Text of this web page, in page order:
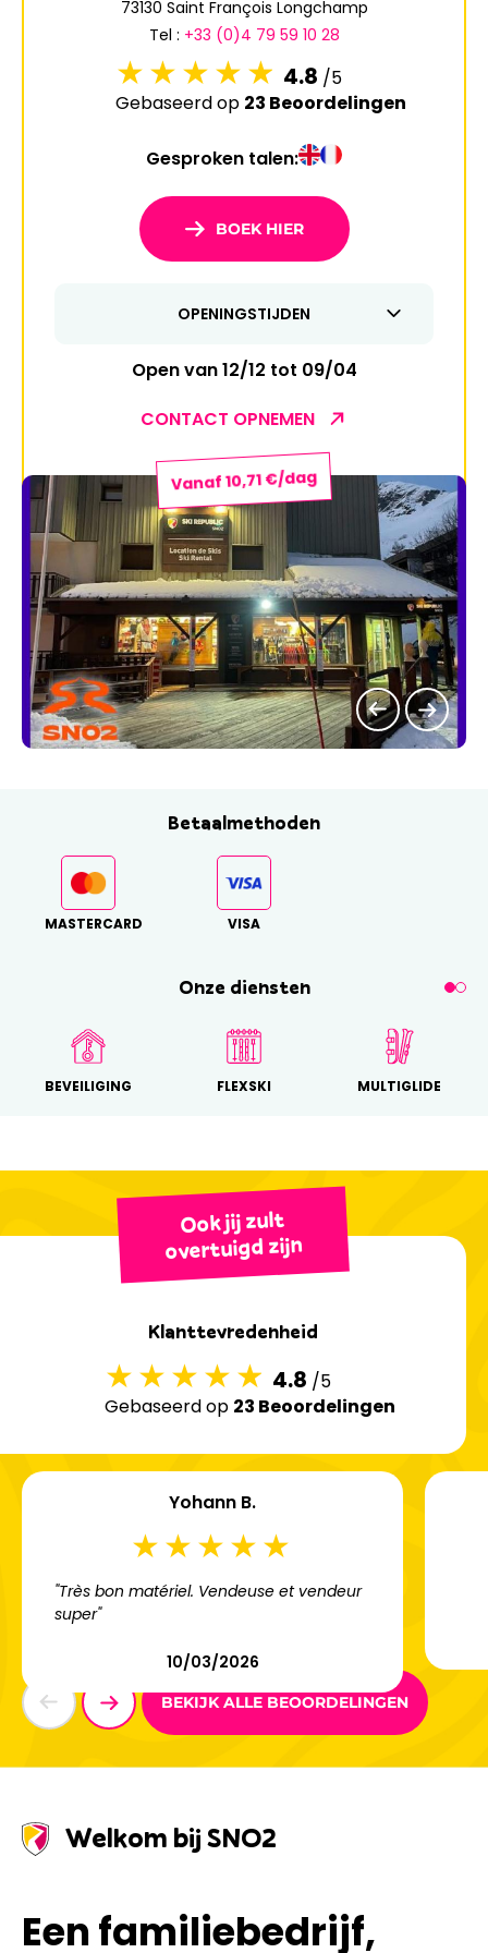
7 8 9 10 11
14 15 16 17
21 22 23 24 25 26
28 29 30 31
5 6 7
12 13 14 16
18 19 20 21 22
25 26 27 28 29
73130 Saint François Longchamp
Tel : +33 (0)4 79 59 10 28
4.8 /5
Gebaseerd op 23 Beoordelingen
Gesproken talen:
Vanaf 10,71 €/dag
BOEK HIER
OPENINGSTIJDEN
Open van 12/12 tot 09/04
CONTACT OPNEMEN
Betaalmethoden
MASTERCARD VISA
Onze diensten
BEVEILIGING FLEXSKI MULTIGLIDE
Ook jij zult
overtuigd zijn
Klanttevredenheid
4.8 /5
Gebaseerd op 23 Beoordelingen
Yohann B.
"Très bon matériel. Vendeuse et vendeur
super"
10/03/2026
BEKIJK ALLE BEOORDELINGEN
Welkom bij SNO2
Een familiebedrijf,